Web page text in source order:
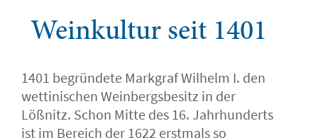
Weinkultur seit 1401
1401 begründete Markgraf Wilhelm I. den
wettinischen Weinbergsbesitz in der
Lößnitz. Schon Mitte des 16. Jahrhunderts
ist im Bereich der 1622 erstmals so